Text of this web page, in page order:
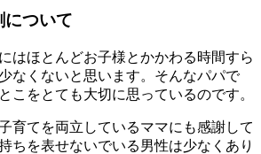
について
はほとんどお子様とかかわる時間すら
なくないと思います。そんなパパで
こをとても大切に思っているのです。
育てを両立しているママにも感謝して
ちを表せないでいる男性は少なくあり